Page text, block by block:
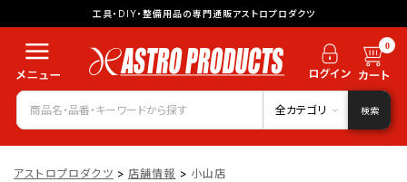
工具・DIY・整備用品の専門通販アストロプロダクツ
0
全カテゴリ 検索
アストロプロダクツ > 店舗情報 > 小山店